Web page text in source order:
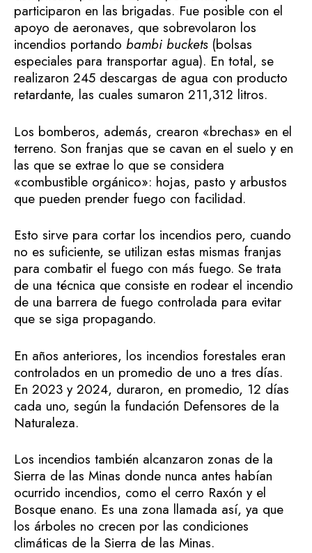
participaron en las brigadas. Fue posible con el
apoyo de aeronaves, que sobrevolaron los
incendios portando bambi buckets(bolsas
especiales para transportar agua). En total, se
realizaron 245 descargas de agua con producto
retardante, las cuales sumaron 211,312 litros.
Los bomberos, además, crearon «brechas» en el
terreno. Son franjas que se cavan en el suelo y en
las que se extrae lo que se considera
«combustible orgánico»: hojas, pasto y arbustos
que pueden prender fuego con facilidad.
Esto sirve para cortar los incendios pero, cuando
no es suficiente, se utilizan estas mismas franjas
para combatir el fuego con más fuego. Se trata
de una técnica que consiste en rodear el incendio
de una barrera de fuego controlada para evitar
que se siga propagando.
En años anteriores, los incendios forestales eran
controlados en un promedio de uno a tres días.
En 2023 y 2024, duraron, en promedio, 12 días
cada uno, según la fundación Defensores de la
Naturaleza.
Los incendios también alcanzaron zonas de la
Sierra de las Minas donde nunca antes habían
ocurrido incendios, como el cerro Raxón y el
Bosque enano. Es una zona llamada así, ya que
los árboles no crecen por las condiciones
climáticas de la Sierra de las Minas.